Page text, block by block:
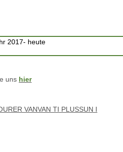
2017- heute
uns hier
VANVAN TI PLUSSUN I